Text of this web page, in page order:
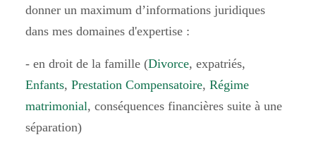
donner un maximum d’informations juridiques
dans mes domaines d'expertise :
- en droit de la famille (Divorce, expatriés,
Enfants, Prestation Compensatoire, Régime
matrimonial, conséquences financières suite à une
séparation)